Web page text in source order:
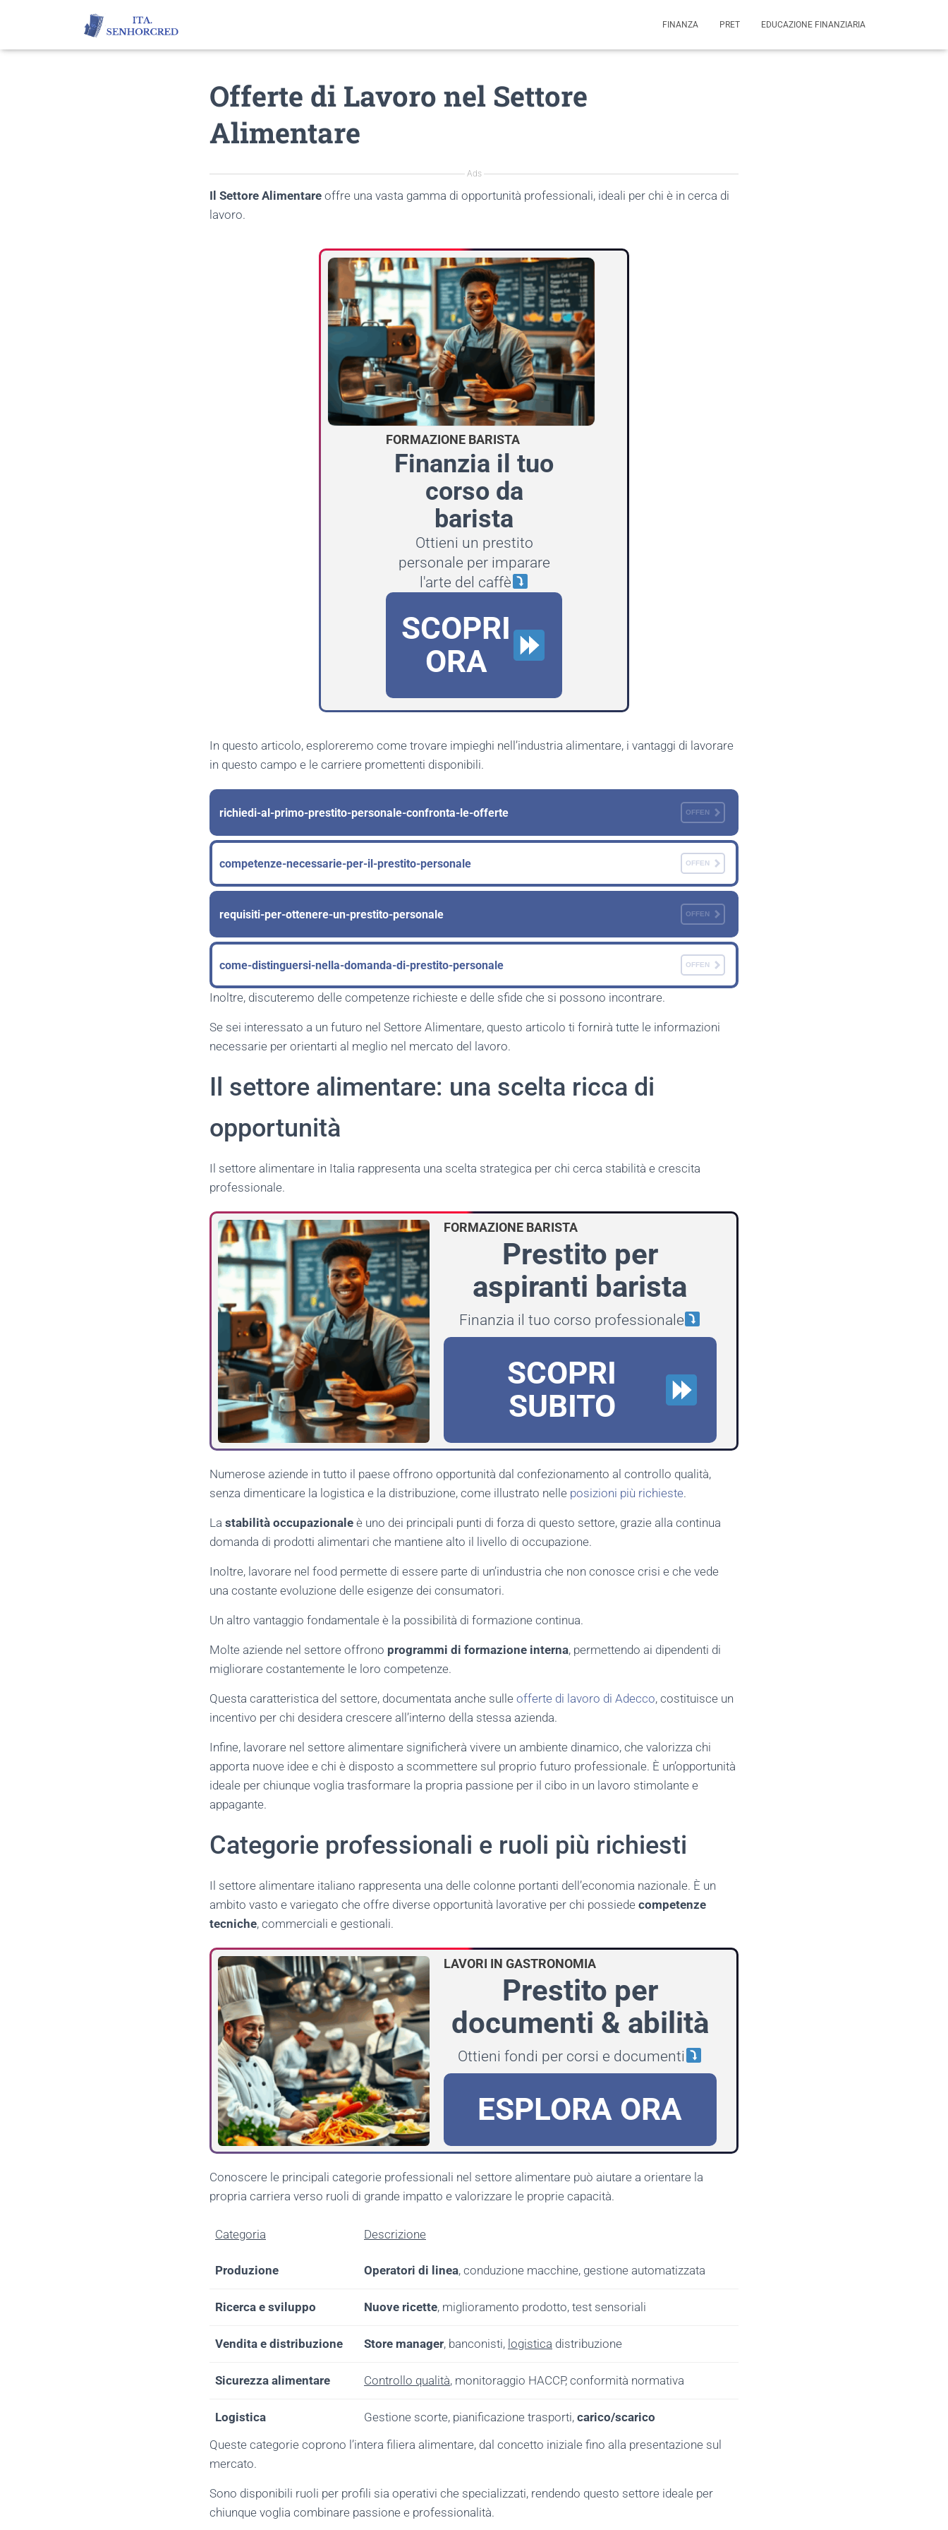
FINANZA PRET EDUCAZIONE FINANZIARIA
Offerte di Lavoro nel Settore
Alimentare
Ads
Il Settore Alimentare offre una vasta gamma di opportunità professionali, ideali per chi è in cerca di
lavoro.
FORMAZIONE BARISTA
Finanzia il tuo
corso da
barista
Ottieni un prestito
personale per imparare
l'arte del caffè
SCOPRI
ORA
In questo articolo, esploreremo come trovare impieghi nell’industria alimentare, i vantaggi di lavorare
in questo campo e le carriere promettenti disponibili.
richiedi-al-primo-prestito-personale-confronta-le-offerte OFFEN
competenze-necessarie-per-il-prestito-personale OFFEN
requisiti-per-ottenere-un-prestito-personale OFFEN
come-distinguersi-nella-domanda-di-prestito-personale OFFEN
Inoltre, discuteremo delle competenze richieste e delle sfide che si possono incontrare.
Se sei interessato a un futuro nel Settore Alimentare, questo articolo ti fornirà tutte le informazioni
necessarie per orientarti al meglio nel mercato del lavoro.
Il settore alimentare: una scelta ricca di
opportunità
Il settore alimentare in Italia rappresenta una scelta strategica per chi cerca stabilità e crescita
professionale.
FORMAZIONE BARISTA
Prestito per
aspiranti barista
Finanzia il tuo corso professionale
SCOPRI
SUBITO
Numerose aziende in tutto il paese offrono opportunità dal confezionamento al controllo qualità,
senza dimenticare la logistica e la distribuzione, come illustrato nelle posizioni più richieste.
La stabilità occupazionale è uno dei principali punti di forza di questo settore, grazie alla continua
domanda di prodotti alimentari che mantiene alto il livello di occupazione.
Inoltre, lavorare nel food permette di essere parte di un’industria che non conosce crisi e che vede
una costante evoluzione delle esigenze dei consumatori.
Un altro vantaggio fondamentale è la possibilità di formazione continua.
Molte aziende nel settore offrono programmi di formazione interna, permettendo ai dipendenti di
migliorare costantemente le loro competenze.
Questa caratteristica del settore, documentata anche sulle offerte di lavoro di Adecco, costituisce un
incentivo per chi desidera crescere all’interno della stessa azienda.
Infine, lavorare nel settore alimentare significherà vivere un ambiente dinamico, che valorizza chi
apporta nuove idee e chi è disposto a scommettere sul proprio futuro professionale. È un’opportunità
ideale per chiunque voglia trasformare la propria passione per il cibo in un lavoro stimolante e
appagante.
Categorie professionali e ruoli più richiesti
Il settore alimentare italiano rappresenta una delle colonne portanti dell’economia nazionale. È un
ambito vasto e variegato che offre diverse opportunità lavorative per chi possiede competenze
tecniche, commerciali e gestionali.
LAVORI IN GASTRONOMIA
Prestito per
documenti & abilità
Ottieni fondi per corsi e documenti
ESPLORA ORA
Conoscere le principali categorie professionali nel settore alimentare può aiutare a orientare la
propria carriera verso ruoli di grande impatto e valorizzare le proprie capacità.
Categoria Descrizione
Produzione Operatori di linea, conduzione macchine, gestione automatizzata
Ricerca e sviluppo Nuove ricette, miglioramento prodotto, test sensoriali
Vendita e distribuzione Store manager, banconisti, logistica distribuzione
Sicurezza alimentare Controllo qualità, monitoraggio HACCP, conformità normativa
Logistica Gestione scorte, pianificazione trasporti, carico/scarico
Queste categorie coprono l’intera filiera alimentare, dal concetto iniziale fino alla presentazione sul
mercato.
Sono disponibili ruoli per profili sia operativi che specializzati, rendendo questo settore ideale per
chiunque voglia combinare passione e professionalità.